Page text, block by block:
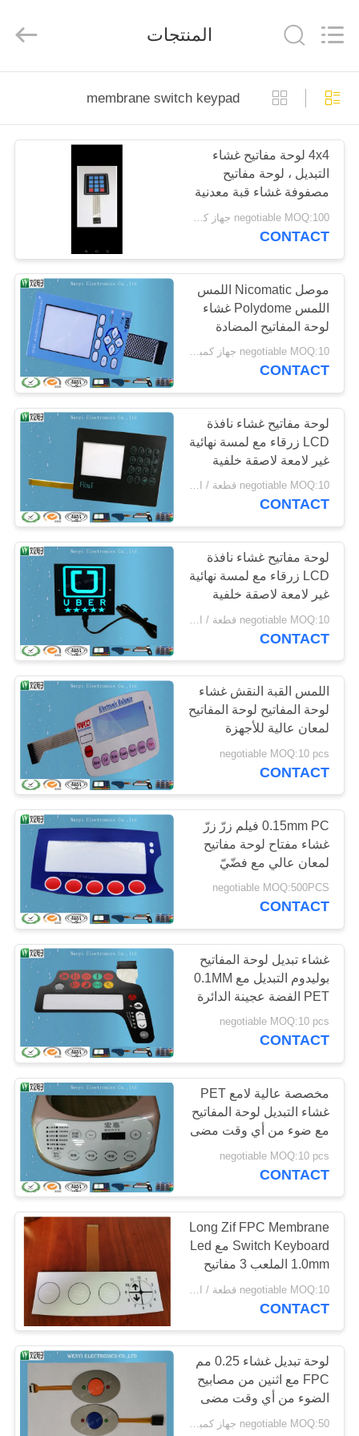
الصفحة
الرئيسية
منتجات
معلومات
جولة
المعمل
مراقبة
الجودة
اتصل
اطلب
اقتباس
خريطة
الموقع
PRIVACY
POLICY
Electronics
Co.,Ltd.
المنتجات
membrane switch keypad
4x4 لوحة مفاتيح غشاء
التبديل ، لوحة مفاتيح
مصفوفة غشاء قبة معدنية
negotiable MOQ:100 جهاز كمبيوتر شخصى / النظام
CONTACT
موصل Nicomatic اللمس
اللمس Polydome غشاء
لوحة المفاتيح المضادة
واجهة
negotiable MOQ:10 جهاز كمبيوتر شخصى / الكثير
CONTACT
لوحة مفاتيح غشاء نافذة
LCD زرقاء مع لمسة نهائية
غير لامعة لاصقة خلفية
3M468
negotiable MOQ:10 قطعة / الوحدة
CONTACT
لوحة مفاتيح غشاء نافذة
LCD زرقاء مع لمسة نهائية
غير لامعة لاصقة خلفية
3M468
CONTACT
اللمس القبة النقش غشاء
لوحة المفاتيح لوحة المفاتيح
لمعان عالية للأجهزة
الإلكترونية
negotiable MOQ:10 pcs
CONTACT
0.15mm PC فيلم زرّ زرّ
غشاء مفتاح لوحة مفاتيح
لمعان عالي مع فضّيّ
إتصال نقطة
negotiable MOQ:500PCS
CONTACT
غشاء تبديل لوحة المفاتيح
بوليدوم التبديل مع 0.1MM
PET الفضة عجينة الدائرة
مخصص
negotiable MOQ:10 pcs
CONTACT
مخصصة عالية لامع PET
غشاء التبديل لوحة المفاتيح
مع ضوء من أي وقت مضى
SMT ولد
negotiable MOQ:10 pcs
CONTACT
Long Zif FPC Membrane
Switch Keyboard مع Led
1.0mm الملعب 3 مفاتيح
negotiable MOQ:10 قطعة / الوحدة
CONTACT
لوحة تبديل غشاء 0.25 مم
FPC مع اثنين من مصابيح
الضوء من أي وقت مضى
negotiable MOQ:50 جهاز كمبيوتر شخصى